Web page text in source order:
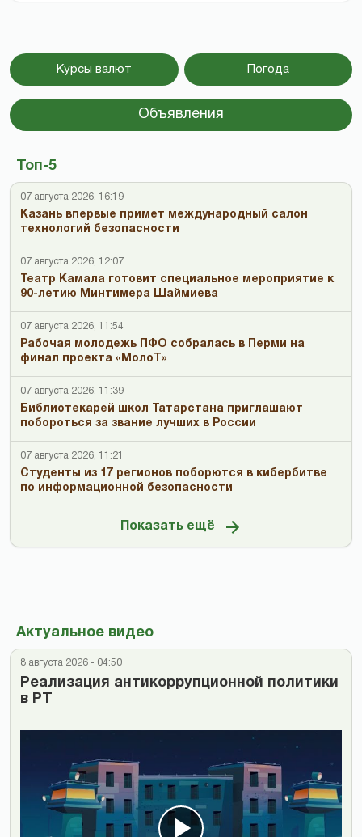
Курсы валют Погода
Объявления
Топ-5
07 августа 2026, 16:19
Казань впервые примет международный салон
технологий безопасности
07 августа 2026, 12:07
Театр Камала готовит специальное мероприятие к
90-летию Минтимера Шаймиева
07 августа 2026, 11:54
Рабочая молодежь ПФО собралась в Перми на
финал проекта «МолоТ»
07 августа 2026, 11:39
Библиотекарей школ Татарстана приглашают
побороться за звание лучших в России
07 августа 2026, 11:21
Студенты из 17 регионов поборются в кибербитве
по информационной безопасности
Показать ещё
Актуальное видео
8 августа 2026 - 04:50
Реализация антикоррупционной политики
в РТ